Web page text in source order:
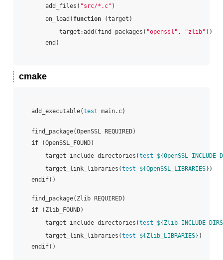
add_files( "src/*.c" )
on_load( function (target)
target:add(find_packages( "openssl" , "zlib" ))
cmake
add_executable(test main.c)
if (OpenSSL_FOUND)
target_include_directories(test
target_link_libraries(test ${OpenSSL_LIBRARIES} )
endif()
if (Zlib_FOUND)
target_include_directories(test
target_link_libraries(test ${Zlib_LIBRARIES} )